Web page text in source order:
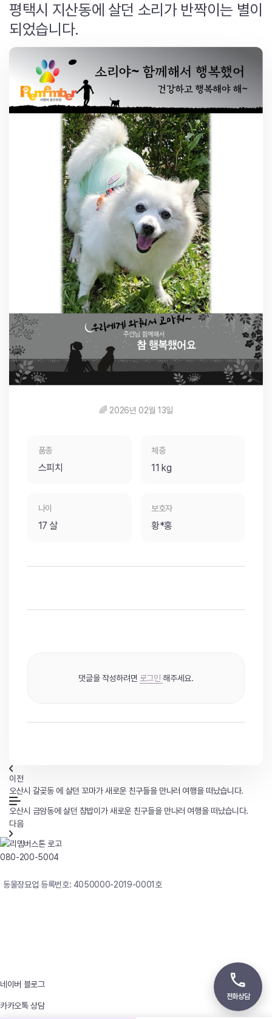
평택시 지산동에 살던 소리가 반짝이는 별이
되었습니다.
🌈 2026년 02월 13일
품종
스피치
체중
11 kg
나이
17 살
보호자
황*홍
댓글을 작성하려면 로그인 해주세요.
이전
오산시 갈곶동 에 살던 꼬마가 새로운 친구들을 만나러 여행을 떠났습니다.
오산시 금암동에 살던 참밥이가 새로운 친구들을 만나러 여행을 떠났습니다.
다음
080-200-5004
동물장묘업 등록번호: 4050000-2019-0001호
네이버 블로그
카카오톡 상담
전화상담